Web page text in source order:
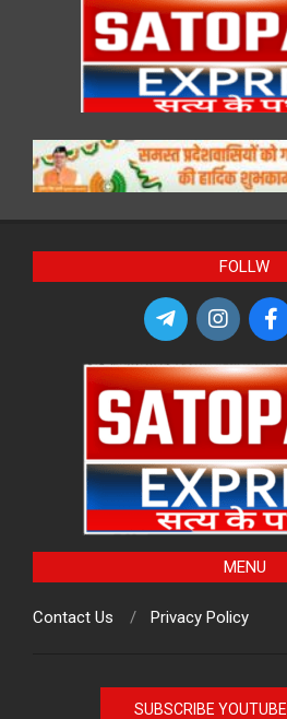
FOLLW
MENU
Contact Us Privacy Policy
SUBSCRIBE